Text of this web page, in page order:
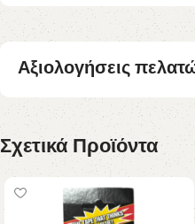
Αξιολογήσεις
Σχετικά Προϊόντα